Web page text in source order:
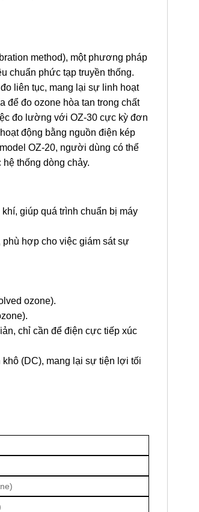
method), một phương pháp
chuẩn phức tạp truyền thống.
liên tục, mang lại sự linh hoạt
để đo ozone hòa tan trong chất
đo lường với OZ-30 cực kỳ đơn
động bằng nguồn điện kép
OZ-20, người dùng có thể
thống dòng chảy.
giúp quá trình chuẩn bị máy
phù hợp cho việc giám sát sự
ozone).
chỉ cần để điện cực tiếp xúc
(DC), mang lại sự tiện lợi tối